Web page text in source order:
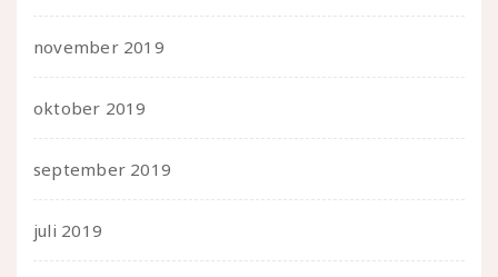
november 2019
oktober 2019
september 2019
juli 2019